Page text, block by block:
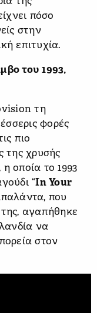
πόσο
στην
επιτυχία.
του 1993,
τη
φορές
πιο
της χρυσής
οποία το 1993
“In Your
που
αγαπήθηκε
να
στον